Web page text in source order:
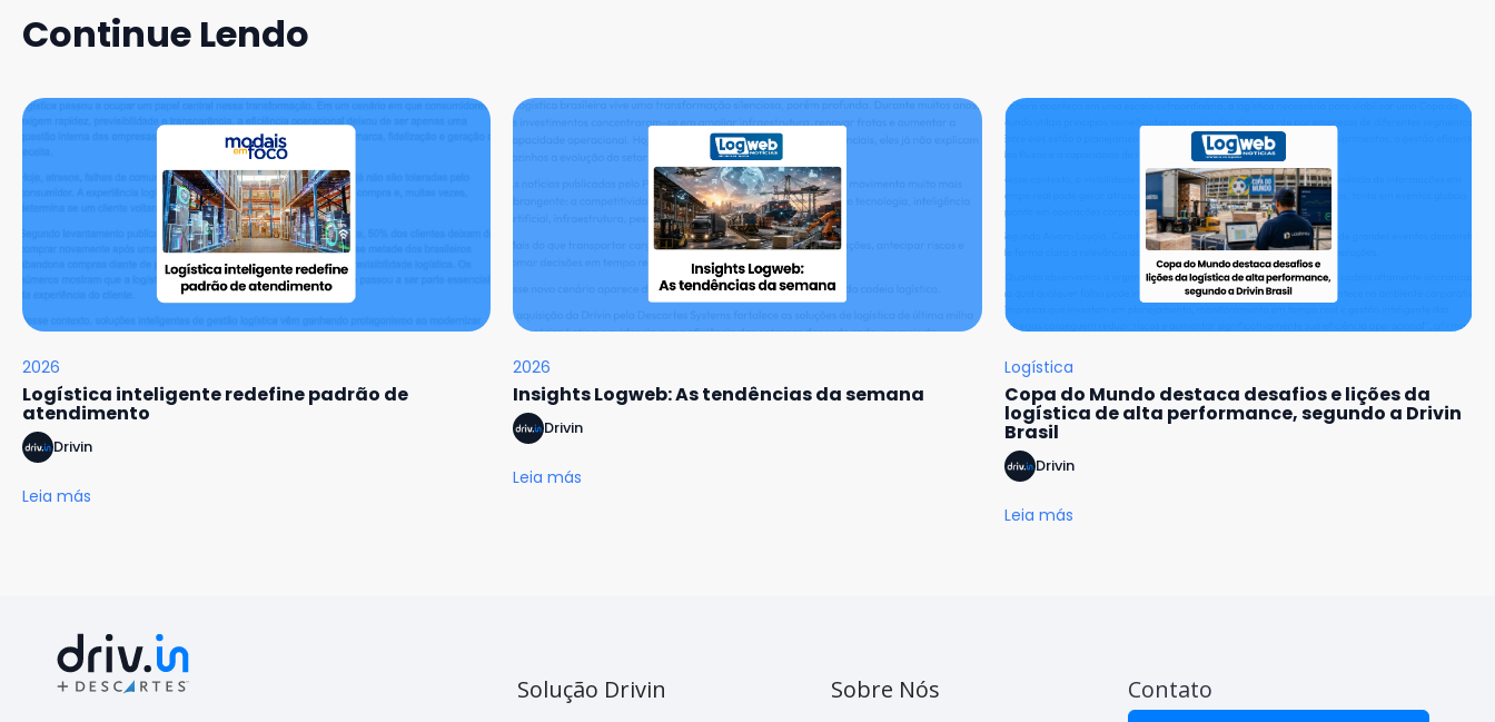
Continue Lendo
2026
Logística inteligente redefine padrão de
atendimento
Drivin
Leia más
2026
Insights Logweb: As tendências da semana
Drivin
Leia más
Logística
Copa do Mundo destaca desafios e lições da
logística de alta performance, segundo a Drivin
Brasil
Drivin
Leia más
Solução Drivin Sobre Nós Contato